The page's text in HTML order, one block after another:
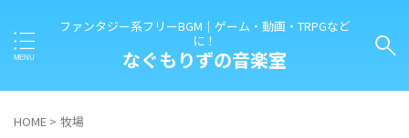
ファンタジー系フリーBGM｜ゲーム・動画・TRPGなど
に！
なぐもりずの音楽室
HOME > 牧場